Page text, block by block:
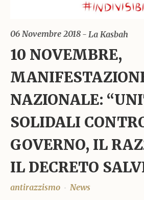
06 Novembre 2018 La Kasbah
10 NOVEMBRE,
NAZIONALE:
SOLIDALI
GOVERNO, IL
IL DECRETO
antirazzismo News